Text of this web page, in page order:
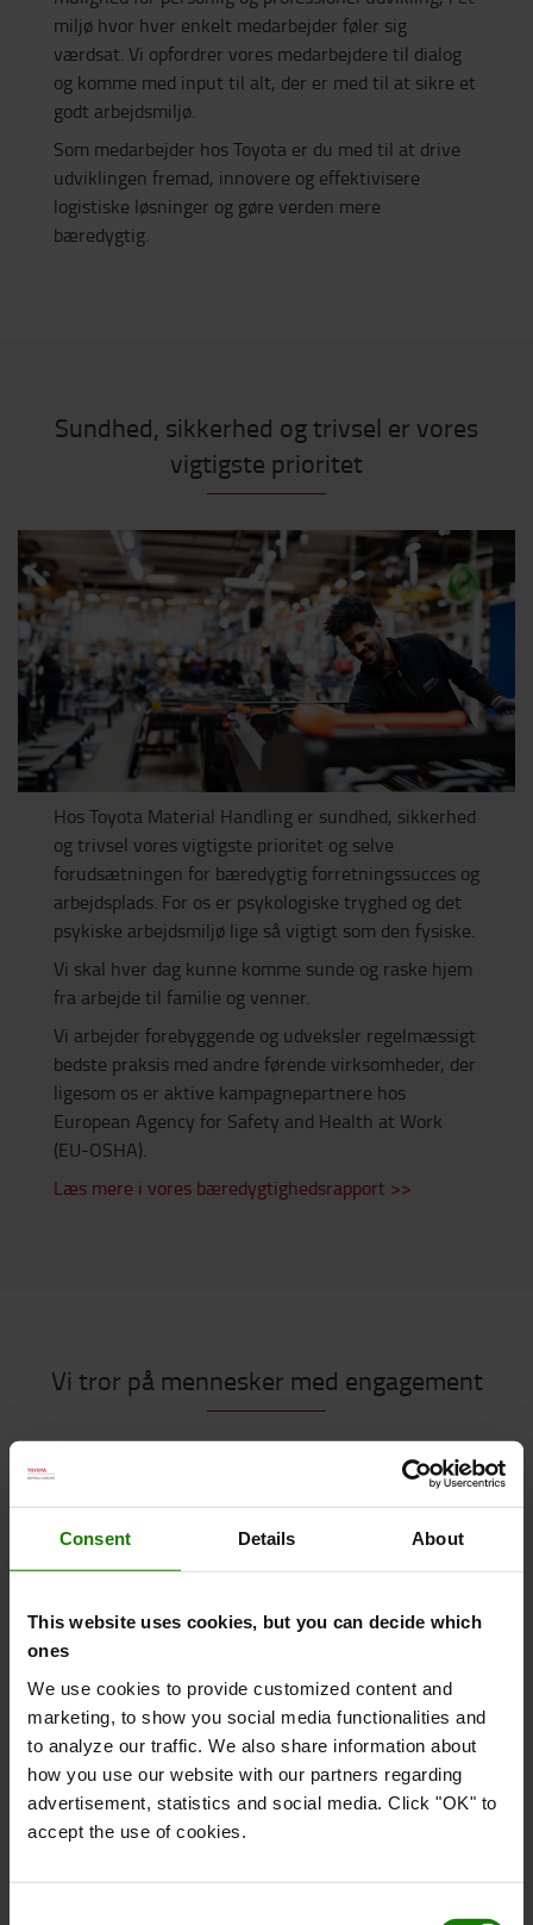
Consent Details About
This website uses cookies, but you can decide which
ones
We use cookies to provide customized content and
marketing, to show you social media functionalities and
to analyze our traffic. We also share information about
how you use our website with our partners regarding
advertisement, statistics and social media. Click "OK" to
accept the use of cookies.
miljø hvor hver enkelt medarbejder føler sig
værdsat. Vi opfordrer vores medarbejdere til dialog
og komme med input til alt, der er med til at sikre et
godt arbejdsmiljø.
Som medarbejder hos Toyota er du med til at drive
udviklingen fremad, innovere og effektivisere
logistiske løsninger og gøre verden mere
bæredygtig.
Sundhed, sikkerhed og trivsel er vores
vigtigste prioritet
Hos Toyota Material Handling er sundhed, sikkerhed
og trivsel vores vigtigste prioritet og selve
forudsætningen for bæredygtig forretningssucces og
arbejdsplads. For os er psykologiske tryghed og det
psykiske arbejdsmiljø lige så vigtigt som den fysiske.
Vi skal hver dag kunne komme sunde og raske hjem
fra arbejde til familie og venner.
Vi arbejder forebyggende og udveksler regelmæssigt
bedste praksis med andre førende virksomheder, der
ligesom os er aktive kampagnepartnere hos
European Agency for Safety and Health at Work
(EU-OSHA).
Læs mere i vores bæredygtighedsrapport >>
Vi tror på mennesker med engagement